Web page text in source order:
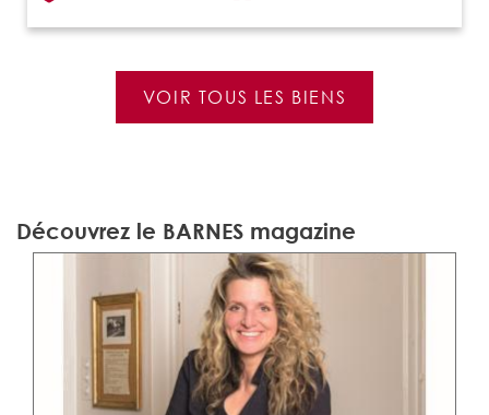
VOIR TOUS LES BIENS
Découvrez le BARNES magazine